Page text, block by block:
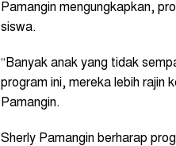
Pamangin mengungkapkan,
siswa.
“Banyak anak yang tidak
program ini, mereka lebih rajin
Pamangin.
Sherly Pamangin berharap